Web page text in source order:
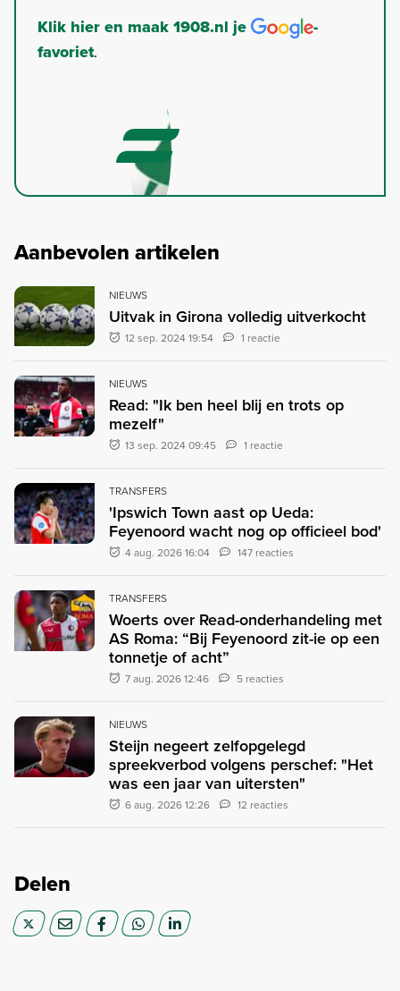
Klik hier en maak 1908.nl je
-
favoriet.
Aanbevolen artikelen
NIEUWS
Uitvak in Girona volledig uitverkocht
12 sep. 2024 19:54 1 reactie
NIEUWS
Read: "Ik ben heel blij en trots op
mezelf"
13 sep. 2024 09:45 1 reactie
TRANSFERS
'Ipswich Town aast op Ueda:
Feyenoord wacht nog op officieel bod'
4 aug. 2026 16:04 147 reacties
TRANSFERS
Woerts over Read-onderhandeling met
AS Roma: “Bij Feyenoord zit-ie op een
tonnetje of acht”
7 aug. 2026 12:46 5 reacties
NIEUWS
Steijn negeert zelfopgelegd
spreekverbod volgens perschef: "Het
was een jaar van uitersten"
6 aug. 2026 12:26 12 reacties
Delen